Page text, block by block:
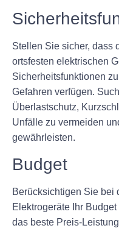
Stellen Sie sicher, dass
ortsfesten elektrischen
Sicherheitsfunktionen
Gefahren verfügen.
Überlastschutz,
Unfälle zu vermeiden
gewährleisten.
Budget
Berücksichtigen Sie bei
Elektrogeräte Ihr
das beste Preis-